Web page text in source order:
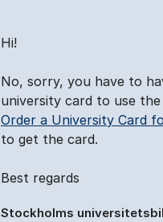
Hi!
No, sorry, you have to
university card to use
Order a University Card
to get the card.
Best regards
Stockholms